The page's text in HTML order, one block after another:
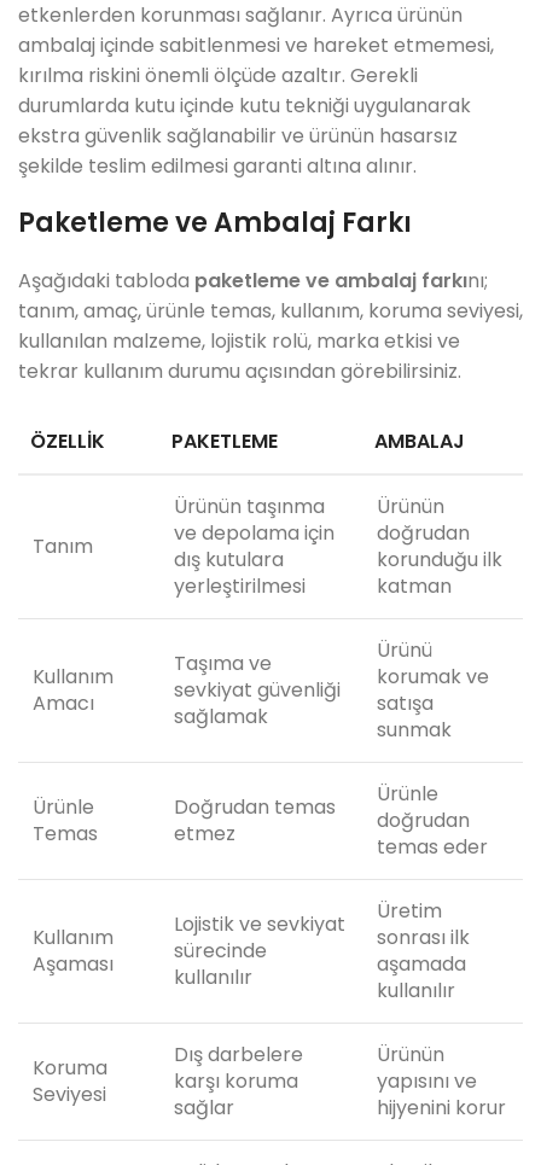
etkenlerden korunması sağlanır. Ayrıca ürünün
ambalaj içinde sabitlenmesi ve hareket etmemesi,
kırılma riskini önemli ölçüde azaltır. Gerekli
durumlarda kutu içinde kutu tekniği uygulanarak
ekstra güvenlik sağlanabilir ve ürünün hasarsız
şekilde teslim edilmesi garanti altına alınır.
Paketleme ve Ambalaj Farkı
Aşağıdaki tabloda paketleme ve ambalaj farkını;
tanım, amaç, ürünle temas, kullanım, koruma seviyesi,
kullanılan malzeme, lojistik rolü, marka etkisi ve
tekrar kullanım durumu açısından görebilirsiniz.
ÖZELLIK PAKETLEME AMBALAJ
Tanım
Ürünün taşınma
ve depolama için
dış kutulara
yerleştirilmesi
Ürünün
doğrudan
korunduğu ilk
katman
Kullanım
Amacı
Taşıma ve
sevkiyat güvenliği
sağlamak
Ürünü
korumak ve
satışa
sunmak
Ürünle
Temas
Doğrudan temas
etmez
Ürünle
doğrudan
temas eder
Kullanım
Aşaması
Lojistik ve sevkiyat
sürecinde
kullanılır
Üretim
sonrası ilk
aşamada
kullanılır
Koruma
Seviyesi
Dış darbelere
karşı koruma
sağlar
Ürünün
yapısını ve
hijyenini korur